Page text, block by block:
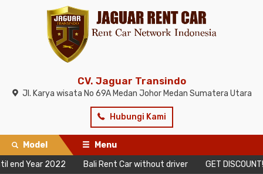
CV. Jaguar Transindo
Jl. Karya wisata No 69A Medan Johor Medan Sumatera Utara
Hubungi Kami
Model
Menu
Year 2022
Bali Rent Car without driver GET DISCOUNT!